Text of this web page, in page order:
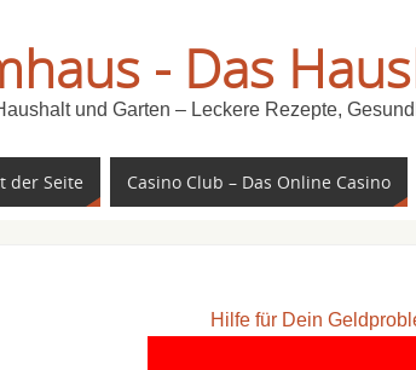
- Das
und Garten – Leckere Rezepte,
der Seite Casino Club – Das Online Casino
Hilfe für Dein